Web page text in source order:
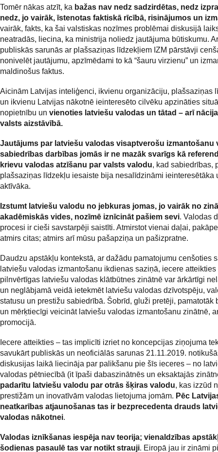
Tomēr nākas atzīt, ka bažas nav nedz sadzirdētas, nedz
nedz, jo vairāk, īstenotas faktiskā rīcībā, risinājumos un
vairāk, fakts, ka šai valstiskas nozīmes problēmai diskusijā
neatradās, liecina, ka ministrija noliedz jautājuma būtiskumu.
publiskās sarunās ar plašsaziņas līdzekļiem IZM pārstāvji
nonivelēt jautājumu, apzīmēdami to kā “šauru virzienu” un
maldinošus faktus.
Aicinām Latvijas inteliģenci, ikvienu organizāciju, plašsaziņas
un ikvienu Latvijas nākotnē ieinteresēto cilvēku apzināties
nopietnību un vienoties latviešu valodas un tātad – arī
valsts aizstāvībā.
Jautājums par latviešu valodas visaptverošu izmantošanu
sabiedrības darbības jomās ir ne mazāk svarīgs kā
krievu valodas atzīšanu par valsts valodu, kad sabiedrības,
plašsaziņas līdzekļu iesaiste bija nesalīdzināmi ieinteresētāka
aktīvāka.
Izstumt latviešu valodu no jebkuras jomas, jo vairāk no
akadēmiskās vides, nozīmē iznīcināt pašiem sevi. Valodas
procesi ir cieši savstarpēji saistīti. Atmirstot vienai daļai,
atmirs citas; atmirs arī mūsu pašapziņa un pašizpratne.
Daudzu apstākļu kontekstā, ar dažādu pamatojumu cenšoties
latviešu valodas izmantošanu ikdienas saziņā, iecere atteikties
pilnvērtīgas latviešu valodas klātbūtnes zinātnē var ārkārtīgi
un neglābjamā veidā ietekmēt latviešu valodas dzīvotspēju,
statusu un prestižu sabiedrībā. Šobrīd, gluži pretēji, pamatotāk
un mērķtiecīgi veicināt latviešu valodas izmantošanu zinātnē,
promocijā.
Iecere atteikties – tas implicīti izriet no koncepcijas ziņojuma
savukārt publiskās un neoficiālās sarunas 21.11.2019.
diskusijas laikā liecināja par palikšanu pie šīs ieceres – no
valodas pētniecībā (it īpaši dabaszinātnēs un eksaktajās
padarītu latviešu valodu par otrās šķiras valodu, kas izzūd
prestižām un inovatīvām valodas lietojuma jomām. Pēc
neatkarības atjaunošanas tas ir bezprecedenta drauds
valodas nākotnei.
Valodas iznīkšanas iespēja nav teorija; vienaldzības
šodienas pasaulē tas var notikt strauji. Eiropā jau ir zināmi